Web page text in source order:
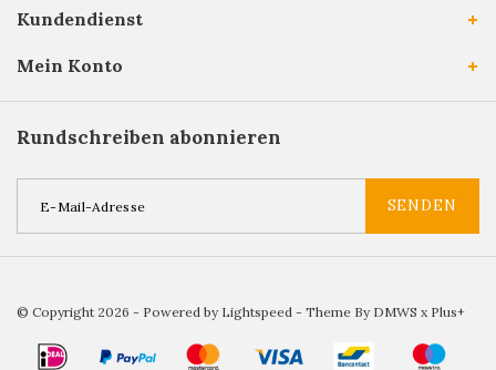
Kundendienst
Mein Konto
Rundschreiben abonnieren
SENDEN
© Copyright 2026 - Powered by Lightspeed - Theme By DMWS x Plus+